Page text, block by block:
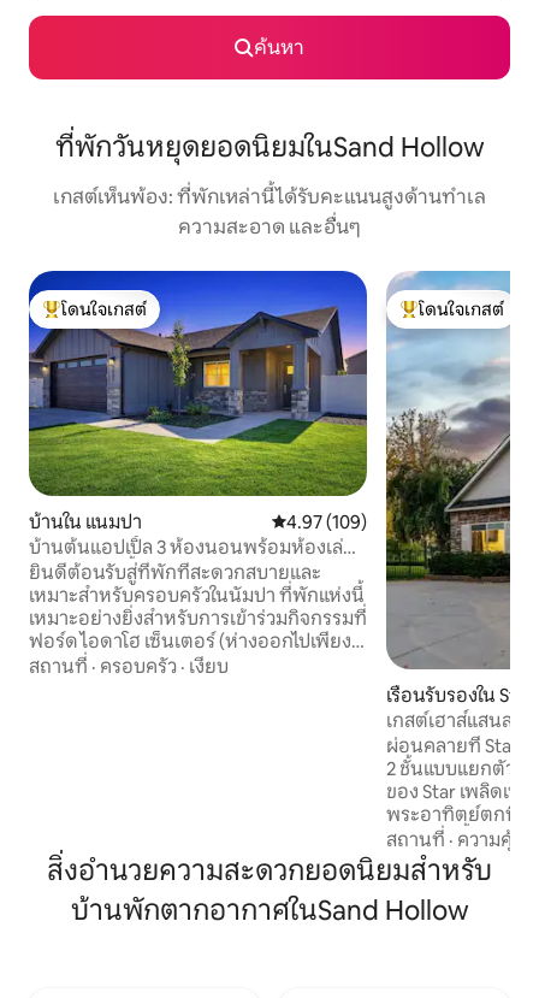
ค้นหา
ที่พักวันหยุดยอดนิยมในSand Hollow
เกสต์เห็นพ้อง: ที่พักเหล่านี้ได้รับคะแนนสูงด้านทำเล
ความสะอาด และอื่นๆ
โดนใจเกสต์ที่สุด
โดนใจเกสต์
บ้านใน แนมปา คะแนนเฉลี่ย 4.97 จาก 5, 109 รีวิว
4.97 (109)
บ้านต้นแอปเปิ้ล 3 ห้องนอนพร้อมห้องเล่น
เกมและอ่างน้ำร้อน
ยินดีต้อนรับสู่ที่พักที่สะดวกสบายและ
เหมาะสำหรับครอบครัวในนัมปา ที่พักแห่งนี้
เหมาะอย่างยิ่งสำหรับการเข้าร่วมกิจกรรมที่
ฟอร์ด ไอดาโฮ เซ็นเตอร์ (ห่างออกไปเพียง
2.5 ไมล์) หรือการพักผ่อน โดยสามารถเดิน
เล่นขนาดใหญ่ สนามกอล์ฟเซ็นเทนเนียลอยู่
ห่างออกไปเพียง 6 นาทีเช่นกัน
สถานที่ · ครอบครัว · เงียบ
โดนใจเกสต์ที่สุด
โดนใจเกสต์
เรือนรับรองใน Star
เกสต์เฮาส์แสนสง
สตาร์ฮาเว่น
ผ่อนคลายที่ Star
2 ชั้นแบบแยกตัวบ
ของ Star เพลิดเพ
พระอาทิตย์ตกที่ส
หลัง จากนั้นก็พักผ่
ที่มีอุปกรณ์ครบครั
ควีนไซส์ 2 เตียง โ
ครัวเล็ก ห้องน้ำเต็
สถานที่ · ความคุ้ม
สิ่งอำนวยความสะดวกยอดนิยมสำหรับ
บ้านพักตากอากาศในSand Hollow